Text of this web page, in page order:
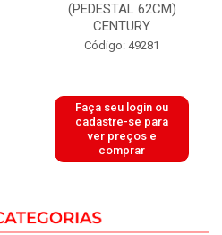
(PEDESTAL 62CM)
CENTURY
Código: 49281
Faça seu login ou
cadastre-se para
ver preços e
comprar